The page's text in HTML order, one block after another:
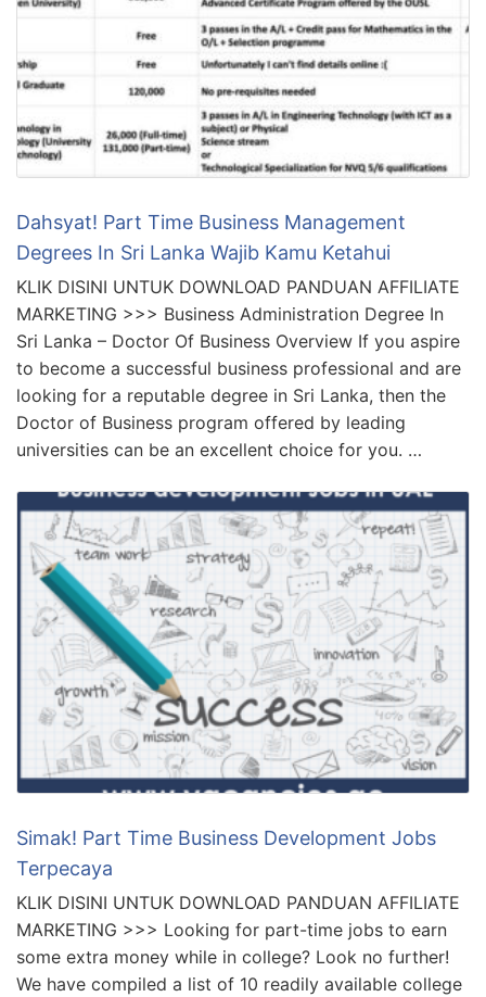
Dahsyat! Part Time Business Management
Degrees In Sri Lanka Wajib Kamu Ketahui
KLIK DISINI UNTUK DOWNLOAD PANDUAN AFFILIATE
MARKETING >>> Business Administration Degree In
Sri Lanka – Doctor Of Business Overview If you aspire
to become a successful business professional and are
looking for a reputable degree in Sri Lanka, then the
Doctor of Business program offered by leading
universities can be an excellent choice for you. …
Simak! Part Time Business Development Jobs
Terpecaya
KLIK DISINI UNTUK DOWNLOAD PANDUAN AFFILIATE
MARKETING >>> Looking for part-time jobs to earn
some extra money while in college? Look no further!
We have compiled a list of 10 readily available college